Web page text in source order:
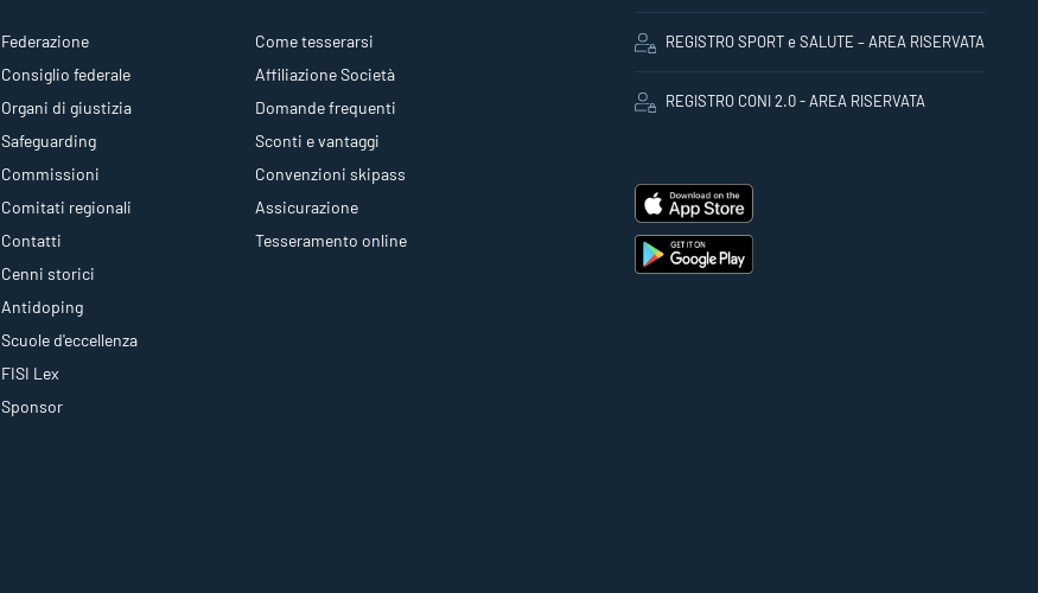
Federazione
Consiglio federale
Organi di giustizia
Safeguarding
Commissioni
Comitati regionali
Contatti
Cenni storici
Antidoping
Scuole d'eccellenza
FISI Lex
Sponsor
Come tesserarsi
Affiliazione Società
Domande frequenti
Sconti e vantaggi
Convenzioni skipass
Assicurazione
Tesseramento online
REGISTRO SPORT e SALUTE – AREA RISERVATA
REGISTRO CONI 2.0 - AREA RISERVATA